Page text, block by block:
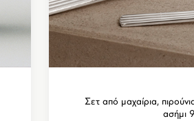
Σετ από μαχαίρια,
ασήμι